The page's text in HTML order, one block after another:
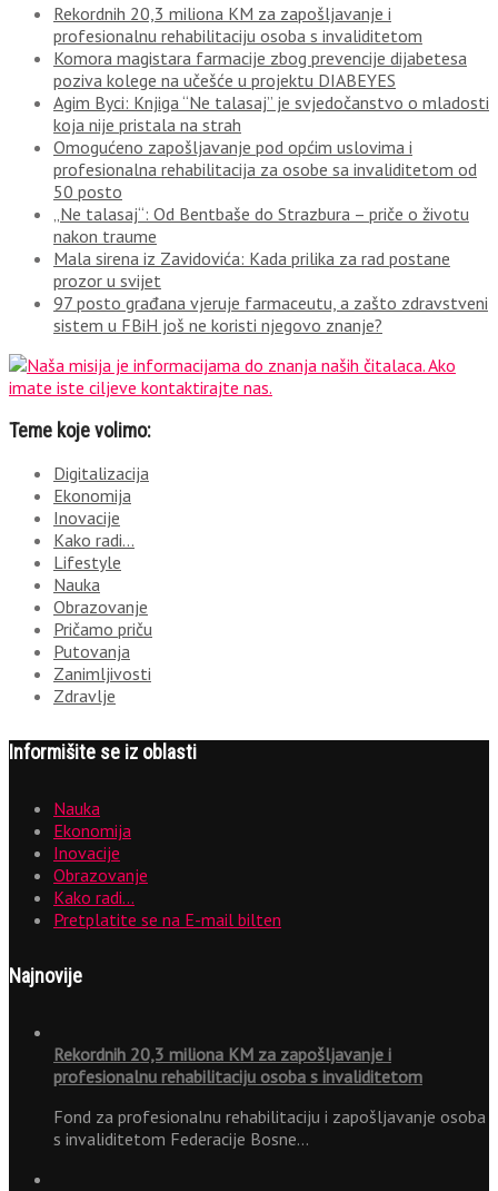
Rekordnih 20,3 miliona KM za zapošljavanje i
profesionalnu rehabilitaciju osoba s invaliditetom
Komora magistara farmacije zbog prevencije dijabetesa
poziva kolege na učešće u projektu DIABEYES
Agim Byci: Knjiga “Ne talasaj” je svjedočanstvo o mladosti
koja nije pristala na strah
Omogućeno zapošljavanje pod općim uslovima i
profesionalna rehabilitacija za osobe sa invaliditetom od
50 posto
„Ne talasaj“: Od Bentbaše do Strazbura – priče o životu
nakon traume
Mala sirena iz Zavidovića: Kada prilika za rad postane
prozor u svijet
97 posto građana vjeruje farmaceutu, a zašto zdravstveni
sistem u FBiH još ne koristi njegovo znanje?
Teme koje volimo:
Digitalizacija
Ekonomija
Inovacije
Kako radi…
Lifestyle
Nauka
Obrazovanje
Pričamo priču
Putovanja
Zanimljivosti
Zdravlje
Informišite se iz oblasti
Nauka
Ekonomija
Inovacije
Obrazovanje
Kako radi…
Pretplatite se na E-mail bilten
Najnovije
Rekordnih 20,3 miliona KM za zapošljavanje i
profesionalnu rehabilitaciju osoba s invaliditetom
Fond za profesionalnu rehabilitaciju i zapošljavanje osoba
s invaliditetom Federacije Bosne…